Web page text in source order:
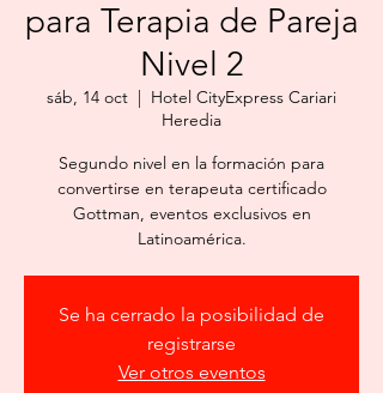
para Terapia de Pareja
Nivel 2
sáb, 14 oct
  |
Hotel CityExpress Cariari
Heredia
Segundo nivel en la formación para
convertirse en terapeuta certificado
Gottman, eventos exclusivos en
Latinoamérica.
Se ha cerrado la posibilidad de
registrarse
Ver otros eventos